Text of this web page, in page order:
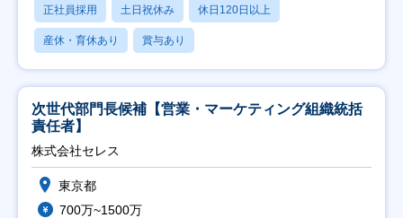
正社員採用 土日祝休み 休日120日以上
産休・育休あり 賞与あり
次世代部門長候補【営業・マーケティング組織統括
責任者】
株式会社セレス
東京都
700万~1500万